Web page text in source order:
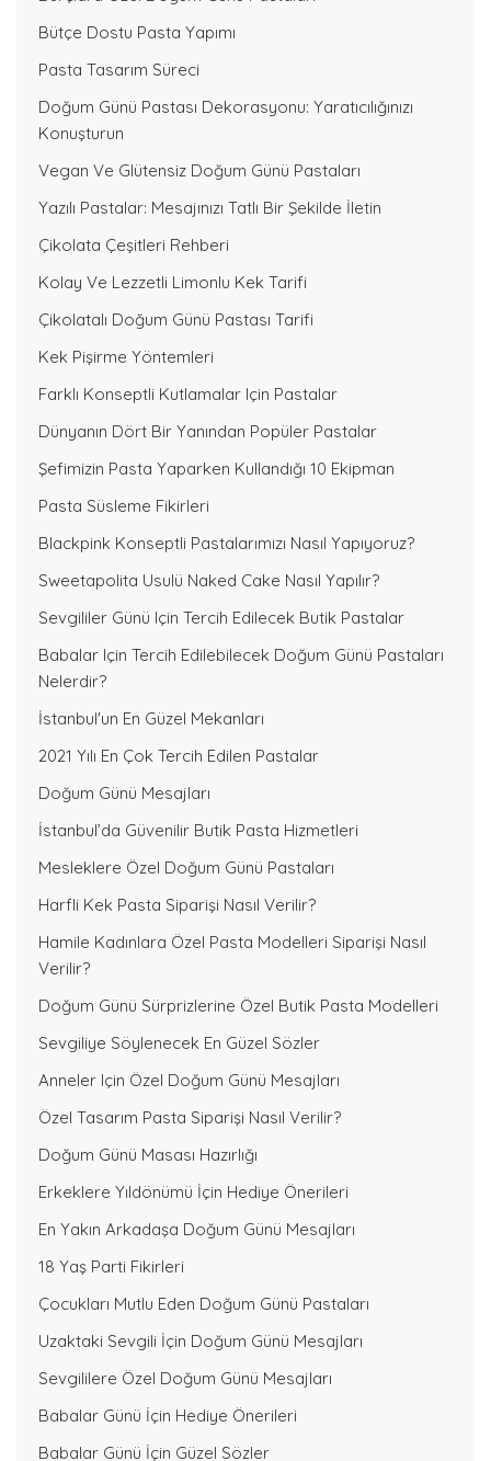
Bütçe Dostu Pasta Yapımı
Pasta Tasarım Süreci
Doğum Günü Pastası Dekorasyonu: Yaratıcılığınızı
Konuşturun
Vegan Ve Glütensiz Doğum Günü Pastaları
Yazılı Pastalar: Mesajınızı Tatlı Bir Şekilde İletin
Çikolata Çeşitleri Rehberi
Kolay Ve Lezzetli Limonlu Kek Tarifi
Çikolatalı Doğum Günü Pastası Tarifi
Kek Pişirme Yöntemleri
Farklı Konseptli Kutlamalar Için Pastalar
Dünyanın Dört Bir Yanından Popüler Pastalar
Şefimizin Pasta Yaparken Kullandığı 10 Ekipman
Pasta Süsleme Fikirleri
Blackpink Konseptli Pastalarımızı Nasıl Yapıyoruz?
Sweetapolita Usulü Naked Cake Nasıl Yapılır?
Sevgililer Günü Için Tercih Edilecek Butik Pastalar
Babalar Için Tercih Edilebilecek Doğum Günü Pastaları
Nelerdir?
İstanbul'un En Güzel Mekanları
2021 Yılı En Çok Tercih Edilen Pastalar
Doğum Günü Mesajları
İstanbul’da Güvenilir Butik Pasta Hizmetleri
Mesleklere Özel Doğum Günü Pastaları
Harfli Kek Pasta Siparişi Nasıl Verilir?
Hamile Kadınlara Özel Pasta Modelleri Siparişi Nasıl
Verilir?
Doğum Günü Sürprizlerine Özel Butik Pasta Modelleri
Sevgiliye Söylenecek En Güzel Sözler
Anneler Için Özel Doğum Günü Mesajları
Özel Tasarım Pasta Siparişi Nasıl Verilir?
Doğum Günü Masası Hazırlığı
Erkeklere Yıldönümü İçin Hediye Önerileri
En Yakın Arkadaşa Doğum Günü Mesajları
18 Yaş Parti Fikirleri
Çocukları Mutlu Eden Doğum Günü Pastaları
Uzaktaki Sevgili İçin Doğum Günü Mesajları
Sevgililere Özel Doğum Günü Mesajları
Babalar Günü İçin Hediye Önerileri
Babalar Günü İçin Güzel Sözler